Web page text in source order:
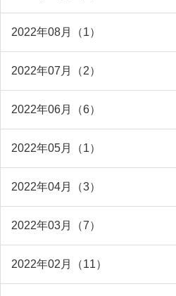
2022年08月（1）
2022年07月（2）
2022年06月（6）
2022年05月（1）
2022年04月（3）
2022年03月（7）
2022年02月（11）